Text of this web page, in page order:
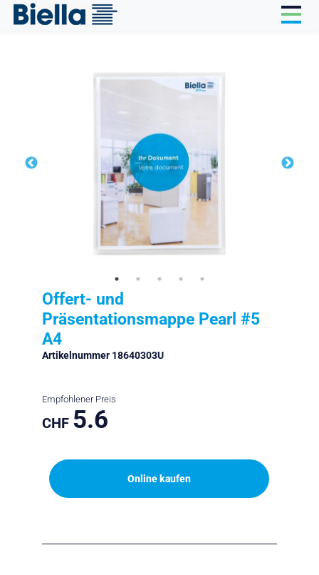
Offert- und
Präsentationsmappe Pearl #5
A4
Artikelnummer 18640303U
Empfohlener Preis
CHF 5.6
Online kaufen
Cookie-Einstellungen